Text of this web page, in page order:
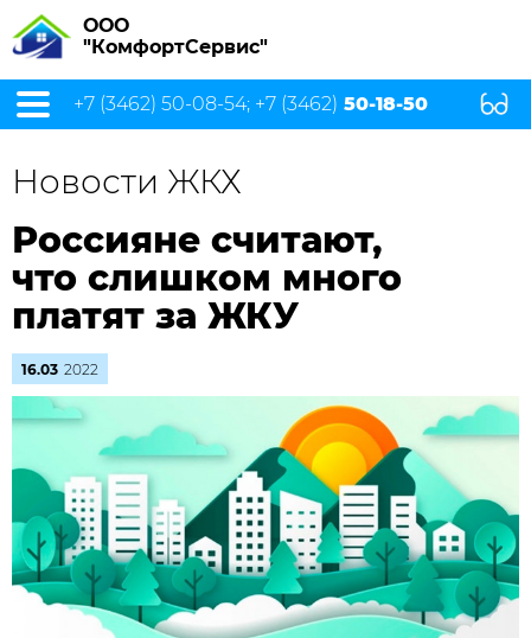
ООО
"КомфортСервис"
+7 (3462) 50-08-54; +7 (3462) 50-18-50
Новости ЖКХ
Россияне считают,
что слишком много
платят за ЖКУ
16.03 2022